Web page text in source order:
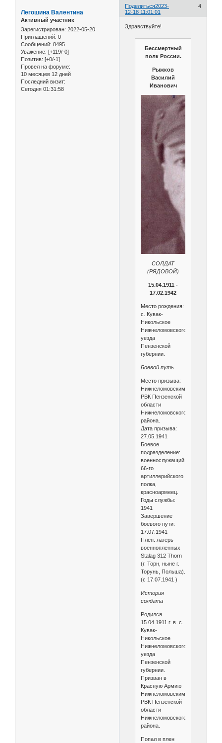
Поделиться 4
2023-
12-18 11:01:01
Легошина Валентина
Активный участник
Зарегистрирован: 2022-05-20
Приглашений: 0
Сообщений: 8495
Уважение: [+119/-0]
Позитив: [+0/-1]
Провел на форуме:
10 месяцев 12 дней
Последний визит:
Сегодня 01:31:58
Здравствуйте!
Бессмертный
полк России.
Рыжков
Василий
Иванович
СОЛДАТ
(РЯДОВОЙ)
15.04.1911 -
17.02.1942
Место рождения:
с. Кувак-
Никольское
Нижнеломовского
уезда
Пензенской
губернии.
Боевой путь
Место призыва:
Нижнеломовским
РВК Пензенской
области
Нижнеломовского
района.
Дата призыва:
27.05.1941
Боевое
подразделение:
военнослужащий
66-го
артиллерийского
полка,
красноармеец.
Годы службы:
1941
Завершение
боевого пути:
17.07.1941
Плен: лагерь
военнопленных
Stalag 312 Thorn
(г. Торн, ныне г.
Торунь, Польша).
(с 17.07.1941 )
История
солдата
Родился
15.04.1911 г. в с.
Кувак-
Никольское
Нижнеломовского
уезда
Пензенской
губернии.
Призван в
Красную Армию
Нижнеломовским
РВК Пензенской
области
Нижнеломовского
района.
Попал в плен